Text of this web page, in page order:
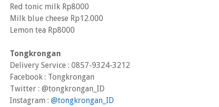
Red tonic milk Rp8000
Milk blue cheese Rp12.000
Lemon tea Rp8000
Tongkrongan
Delivery Service : 0857-9324-3212
Facebook : Tongkrongan
Twitter : @tongkrongan_ID
Instagram : @tongkrongan_ID